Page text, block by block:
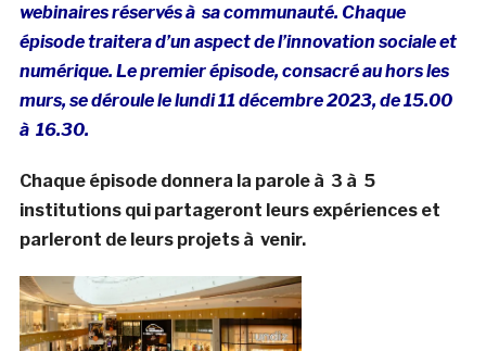
webinaires réservés à sa communauté. Chaque
épisode traitera d’un aspect de l’innovation sociale et
numérique. Le premier épisode, consacré au hors les
murs, se déroule le lundi 11 décembre 2023, de 15.00
à 16.30.
Chaque épisode donnera la parole à 3 à 5
institutions qui partageront leurs expériences et
parleront de leurs projets à venir.